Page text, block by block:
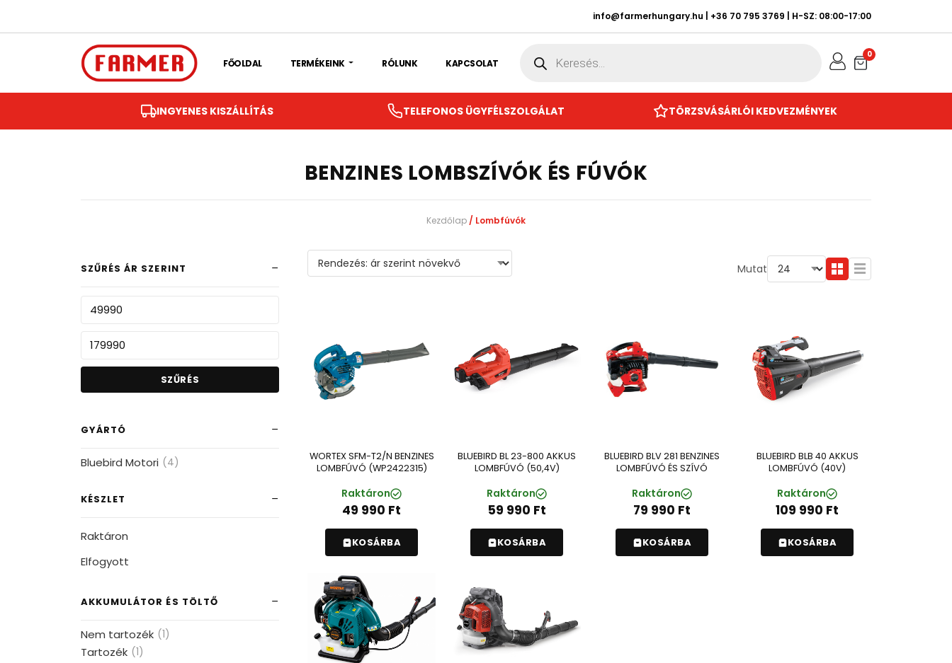
info@farmerhungary.hu +36 70 795 3769 | H-SZ: 08:00-17:00
FŐOLDAL TERMÉKEINK RÓLUNK KAPCSOLAT search 0
INGYENES KISZÁLLÍTÁS TELEFONOS ÜGYFÉLSZOLGÁLAT TÖRZSVÁSÁRLÓI KEDVEZMÉNYEK
BENZINES LOMBSZÍVÓK ÉS FÚVÓK
Kezdőlap / Lombfúvók
SZŰRÉS ÁR SZERINT
SZŰRÉS
GYÁRTÓ
Bluebird Motori (4)
KÉSZLET
Raktáron
Elfogyott
AKKUMULÁTOR ÉS TÖLTŐ
Nem tartozék (1)
Tartozék (1)
Mutat
WORTEX SFM-T2/N BENZINES
LOMBFÚVÓ (WP2422315)
Raktáron
49 990 Ft
KOSÁRBA
BLUEBIRD BL 23-800 AKKUS
LOMBFÚVÓ (50,4V)
Raktáron
59 990 Ft
KOSÁRBA
BLUEBIRD BLV 281 BENZINES
LOMBFÚVÓ ÉS SZÍVÓ
Raktáron
79 990 Ft
KOSÁRBA
BLUEBIRD BLB 40 AKKUS
LOMBFÚVÓ (40V)
Raktáron
109 990 Ft
KOSÁRBA